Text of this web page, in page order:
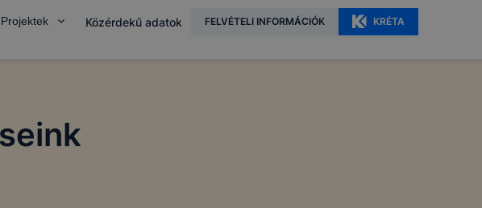
Projektek Közérdekű adatok FELVÉTELI INFORMÁCIÓK KRÉTA